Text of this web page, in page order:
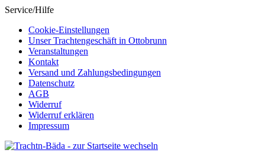
Service/Hilfe
Cookie-Einstellungen
Unser Trachtengeschäft in Ottobrunn
Veranstaltungen
Kontakt
Versand und Zahlungsbedingungen
Datenschutz
AGB
Widerruf
Widerruf erklären
Impressum